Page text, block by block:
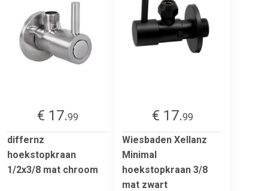
€ 17.99
differnz
hoekstopkraan
1/2x3/8 mat chroom
€ 17.99
Wiesbaden Xellanz
Minimal
hoekstopkraan 3/8
mat zwart